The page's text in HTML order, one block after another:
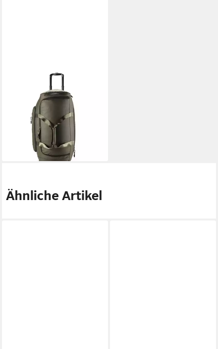
CAMEL ACTIVE
Reisetasche Explore,
Polyester
169,15 €
UVP 199,00 €
lieferbar - in 2-3 Werktagen bei dir
Ähnliche Artikel